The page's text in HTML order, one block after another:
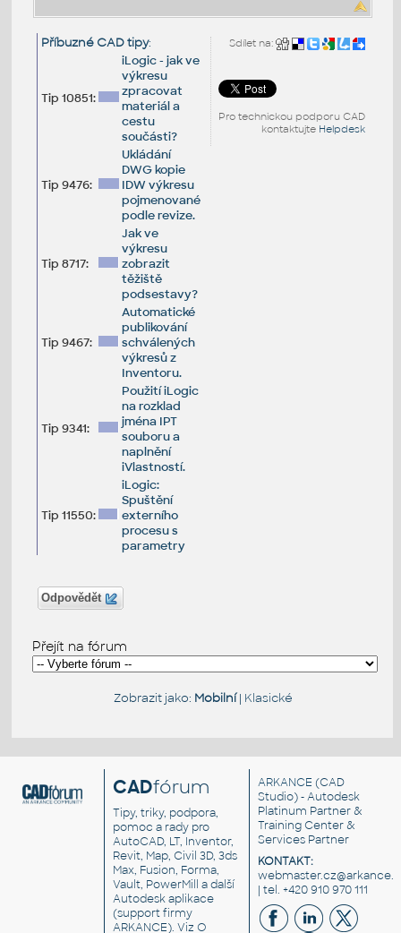
Sdílet na:
Pro technickou podporu CAD
kontaktujte Helpdesk
Příbuzné CAD tipy:
Tip 10851:
iLogic - jak ve
výkresu
zpracovat
materiál a
cestu
součásti?
Tip 9476:
Ukládání
DWG kopie
IDW výkresu
pojmenované
podle revize.
Tip 8717:
Jak ve
výkresu
zobrazit
těžiště
podsestavy?
Tip 9467:
Automatické
publikování
schválených
výkresů z
Inventoru.
Tip 9341:
Použití iLogic
na rozklad
jména IPT
souboru a
naplnění
iVlastností.
Tip 11550:
iLogic:
Spuštění
externího
procesu s
parametry
Odpovědět
Přejít na fórum
Zobrazit jako: Mobilní| Klasické
CADfórum
Tipy, triky, podpora,
pomoc a rady pro
AutoCAD, LT, Inventor,
Revit, Map, Civil 3D, 3ds
Max, Fusion, Forma,
Vault, PowerMill a další
Autodesk aplikace
(support firmy
ARKANCE). VizO
ARKANCE (CAD
Studio) - Autodesk
Platinum Partner &
Training Center &
Services Partner
KONTAKT:
| tel. +420 910 970 111